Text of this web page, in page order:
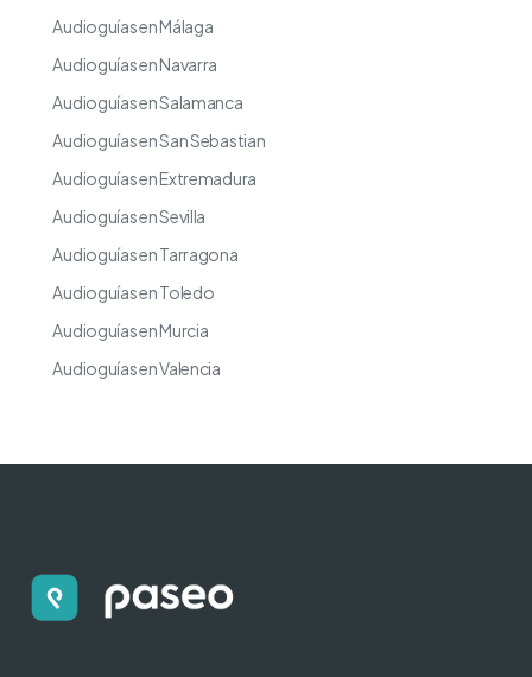
Audioguías en Málaga
Audioguías en Navarra
Audioguías en Salamanca
Audioguías en San Sebastian
Audioguías en Extremadura
Audioguías en Sevilla
Audioguías en Tarragona
Audioguías en Toledo
Audioguías en Murcia
Audioguías en Valencia